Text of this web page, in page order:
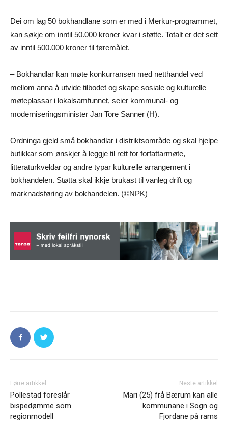
Dei om lag 50 bokhandlane som er med i Merkur-programmet,
kan søkje om inntil 50.000 kroner kvar i støtte. Totalt er det sett
av inntil 500.000 kroner til føremålet.
– Bokhandlar kan møte konkurransen med netthandel ved
mellom anna å utvide tilbodet og skape sosiale og kulturelle
møteplassar i lokalsamfunnet, seier kommunal- og
moderniseringsminister Jan Tore Sanner (H).
Ordninga gjeld små bokhandlar i distriktsområde og skal hjelpe
butikkar som ønskjer å leggje til rett for forfattarmøte,
litteraturkveldar og andre typar kulturelle arrangement i
bokhandelen. Støtta skal ikkje brukast til vanleg drift og
marknadsføring av bokhandelen. (©NPK)
Førre artikkel
Pollestad foreslår
bispedømme som
regionmodell
Neste artikkel
Mari (25) frå Bærum kan alle
kommunane i Sogn og
Fjordane på rams